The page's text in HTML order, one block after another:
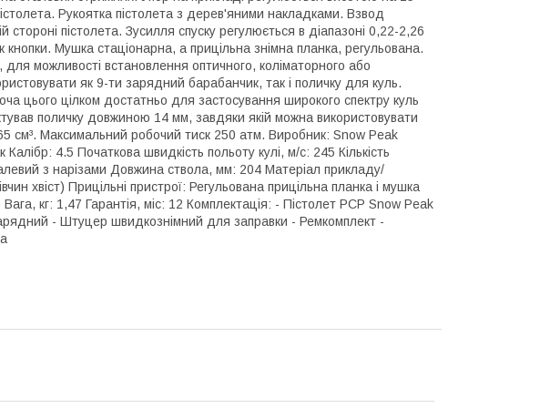
Рукоятка пістолета з дерев'яними накладками. Взвод
пістолета. Зусилля спуску регулюється в діапазоні 0,22-2,26
кнопки. Мушка стаціонарна, а прицільна знімна планка, регульована.
для можливості встановлення оптичного, коліматорного або
як 9-ти зарядний барабанчик, так і поличку для куль.
цього цілком достатньо для застосування широкого спектру куль
поличку довжиною 14 мм, завдяки якій можна використовувати
см³. Максимальний робочий тиск 250 атм. Виробник: Snow Peak
4.5 Початкова швидкість польоту кулі, м/с: 245 Кількість
з нарізами Довжина ствола, мм: 204 Матеріал прикладу/
хвіст) Прицільні пристрої: Регульована прицільна планка і мушка
кг: 1,47 Гарантія, міс: 12 Комплектація: - Пістолет PCP Snow Peak
- Штуцер швидкознімний для заправки - Ремкомплект -